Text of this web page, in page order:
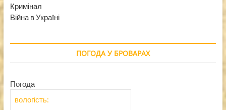
Кримінал
Війна в Україні
ПОГОДА У БРОВАРАХ
Погода
вологість: